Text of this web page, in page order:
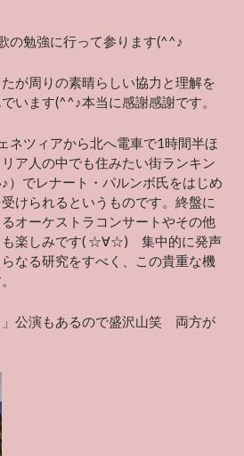
の勉強に行って参ります(^^♪
が周りの素晴らしい協力と理解を
います(^^♪本当に感謝感謝です。
ネツィアから北へ電車で1時間半ほ
ア人の中でも住みたい街ランキン
）でレナート・パルンボ氏をはじめ
けられるというものです。終盤に
オーケストラコンサートやその他
も楽しみです( ☆∀☆) 集中的に発声
なる研究をすべく、この貴重な機
公演もあるので盛沢山笑 両方が